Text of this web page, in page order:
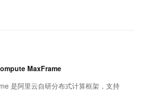
MaxFrame
是阿里云自研分布式计算框架，支持